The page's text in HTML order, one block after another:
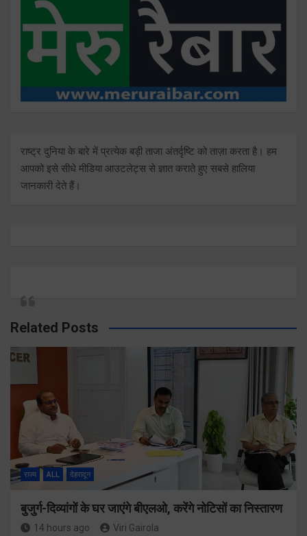
राष्ट्र दुनिया के बारे में प्रत्येक बड़ी ताजा अंतर्दृष्टि को ताज़ा करता है। हम
आपको इसे सीधे मीडिया आउटलेट्स से ज्ञात कराते हुए सबसे हालिया
जानकारी देते हैं।
Related Posts
राज्य ALL देहरादून
बुजुर्ग-दिव्यांगों के घर जाएंगे बीएलओ, करेंगे नोटिसों का निस्तारण
14 hours ago Viri Gairola